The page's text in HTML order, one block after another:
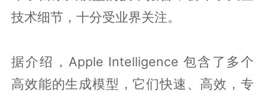
技术细节，十分受业界关注。
据介绍，Apple Intelligence 包含了多个
高效能的生成模型，它们快速、高效，专